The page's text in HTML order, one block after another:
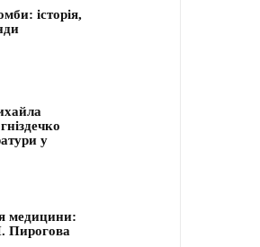
історія,
у
медицини:
Пирогова